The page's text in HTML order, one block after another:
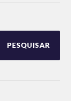
PESQUISAR